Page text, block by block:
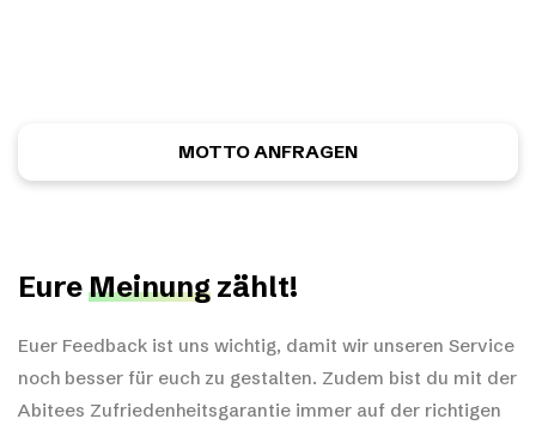
MOTTO ANFRAGEN
EureMeinung zählt!
Euer Feedback ist uns wichtig, damit wir unseren Service
noch besser für euch zu gestalten. Zudem bist du mit der
Abitees Zufriedenheitsgarantie immer auf der richtigen